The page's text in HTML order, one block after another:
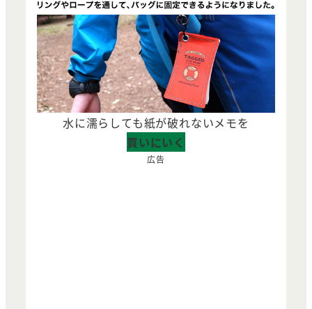
水に濡らしても紙が破れないメモを
買いにいく
広告